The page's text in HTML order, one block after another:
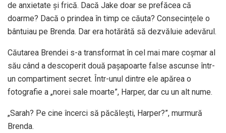
de anxietate și frică. Dacă Jake doar se prefăcea că
doarme? Dacă o prindea în timp ce căuta? Consecințele o
bântuiau pe Brenda. Dar era hotărâtă să dezvăluie adevărul.
Căutarea Brendei s-a transformat în cel mai mare coșmar al
său când a descoperit două pașapoarte false ascunse într-
un compartiment secret. Într-unul dintre ele apărea o
fotografie a „norei sale moarte”, Harper, dar cu un alt nume.
„Sarah? Pe cine încerci să păcălești, Harper?”, murmură
Brenda.